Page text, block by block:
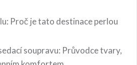
Proč je tato destinace perlou
soupravu: Průvodce tvary,